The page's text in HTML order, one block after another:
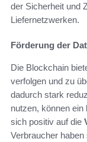
der Sicherheit und
Liefernetzwerken.
Förderung der
Die Blockchain
verfolgen und zu
dadurch stark
nutzen, können
sich positiv auf die
Verbraucher